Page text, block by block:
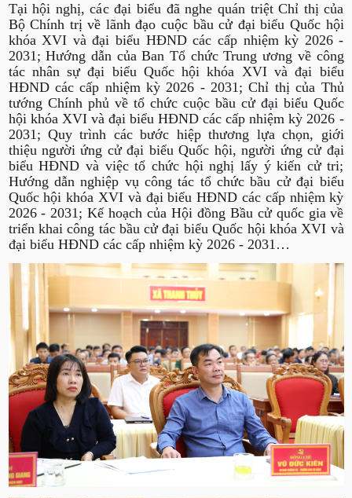
Tại hội nghị, các đại biểu đã nghe quán triệt Chỉ thị của
Bộ Chính trị về lãnh đạo cuộc bầu cử đại biểu Quốc hội
khóa XVI và đại biểu HĐND các cấp nhiệm kỳ 2026 -
2031; Hướng dẫn của Ban Tổ chức Trung ương về công
tác nhân sự đại biểu Quốc hội khóa XVI và đại biểu
HĐND các cấp nhiệm kỳ 2026 - 2031; Chỉ thị của Thủ
tướng Chính phủ về tổ chức cuộc bầu cử đại biểu Quốc
hội khóa XVI và đại biểu HĐND các cấp nhiệm kỳ 2026 -
2031; Quy trình các bước hiệp thương lựa chọn, giới
thiệu người ứng cử đại biểu Quốc hội, người ứng cử đại
biểu HĐND và việc tổ chức hội nghị lấy ý kiến cử tri;
Hướng dẫn nghiệp vụ công tác tổ chức bầu cử đại biểu
Quốc hội khóa XVI và đại biểu HĐND các cấp nhiệm kỳ
2026 - 2031; Kế hoạch của Hội đồng Bầu cử quốc gia về
triển khai công tác bầu cử đại biểu Quốc hội khóa XVI và
đại biểu HĐND các cấp nhiệm kỳ 2026 - 2031…